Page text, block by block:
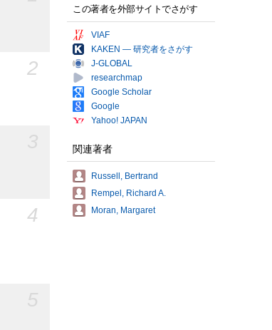
2
4
この著者を外部サイトでさがす
VIAF
KAKEN — 研究者をさがす
J-GLOBAL
researchmap
Google Scholar
Google
Yahoo! JAPAN
関連著者
Russell, Bertrand
Rempel, Richard A.
Moran, Margaret